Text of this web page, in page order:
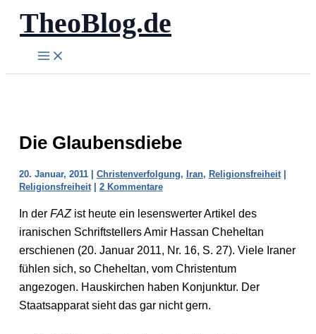
Zum
Inhalt
springen
TheoBlog.de
Die Glaubensdiebe
20. Januar, 2011 | Christenverfolgung, Iran, Religionsfreiheit|
Religionsfreiheit| 2 Kommentare
In der FAZ ist heute ein lesenswerter Artikel des
iranischen Schriftstellers Amir Hassan Cheheltan
erschienen (20. Januar 2011, Nr. 16, S. 27). Viele Iraner
fühlen sich, so Cheheltan, vom Christentum
angezogen. Hauskirchen haben Konjunktur. Der
Staatsapparat sieht das gar nicht gern.